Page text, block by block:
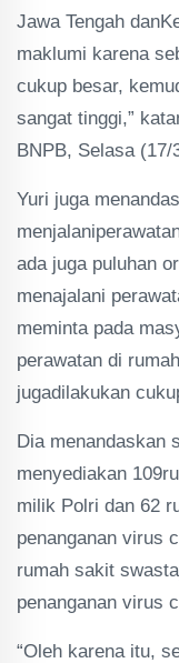
Jawa Tengah
maklumi karena
cukup besar,
sangat tinggi,”
BNPB, Selasa (17/
Yuri juga
ada juga puluhan
menajalani
meminta pada
perawatan di
jugadilakukan
Dia menandaskan
menyediakan
milik Polri dan 62
penanganan virus
rumah sakit
penanganan virus
“Oleh karena itu,